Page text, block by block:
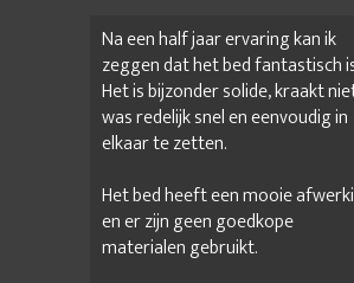
Na een half jaar ervaring kan ik
zeggen dat het bed fantastisch
Het is bijzonder solide, kraakt
was redelijk snel en eenvoudig in
elkaar te zetten.
Het bed heeft een mooie
en er zijn geen goedkope
materialen gebruikt.